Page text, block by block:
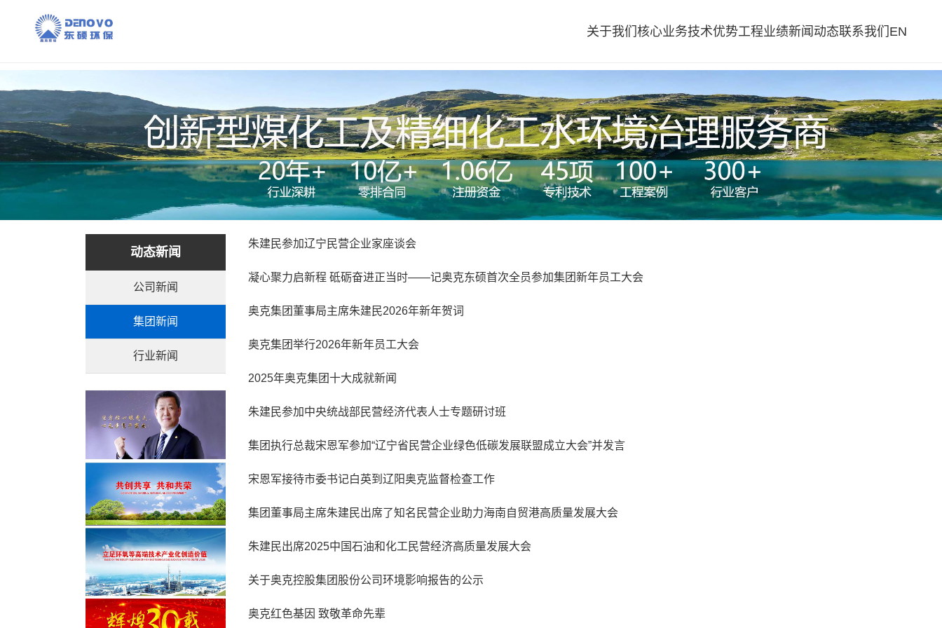
关于我们核心业务技术优势工程业绩新闻动态联系我们 EN
动态新闻
公司新闻
集团新闻
行业新闻
朱建民参加辽宁民营企业家座谈会
凝心聚力启新程 砥砺奋进正当时——记奥克东硕首次全员参加集团新年员工大会
奥克集团董事局主席朱建民2026年新年贺词
奥克集团举行2026年新年员工大会
2025年奥克集团十大成就新闻
朱建民参加中央统战部民营经济代表人士专题研讨班
集团执行总裁宋恩军参加“辽宁省民营企业绿色低碳发展联盟成立大会”并发言
宋恩军接待市委书记白英到辽阳奥克监督检查工作
集团董事局主席朱建民出席了知名民营企业助力海南自贸港高质量发展大会
朱建民出席2025中国石油和化工民营经济高质量发展大会
关于奥克控股集团股份公司环境影响报告的公示
奥克红色基因 致敬革命先辈